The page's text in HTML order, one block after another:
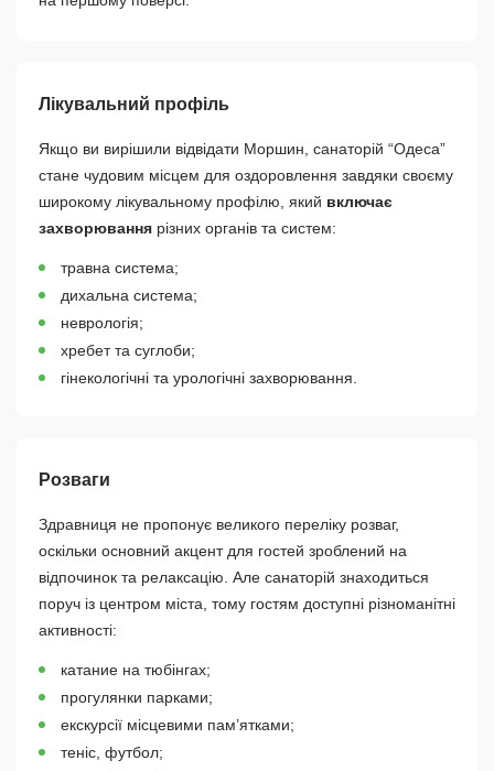
Лікувальний профіль
Якщо ви вирішили відвідати Моршин, санаторій “Одеса”
стане чудовим місцем для оздоровлення завдяки своєму
широкому лікувальному профілю, який включає
захворювання різних органів та систем:
травна система;
дихальна система;
неврологія;
хребет та суглоби;
гінекологічні та урологічні захворювання.
Розваги
Здравниця не пропонує великого переліку розваг,
оскільки основний акцент для гостей зроблений на
відпочинок та релаксацію. Але санаторій знаходиться
поруч із центром міста, тому гостям доступні різноманітні
активності:
катание на тюбінгах;
прогулянки парками;
екскурсії місцевими пам’ятками;
теніс, футбол;